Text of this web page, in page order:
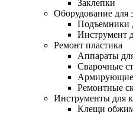
Заклепки
Оборудование для
Подъемники
Инструмент
Ремонт пластика
Аппараты
Сварочные
Армирующие
Ремонтные
Инструменты для
Клещи